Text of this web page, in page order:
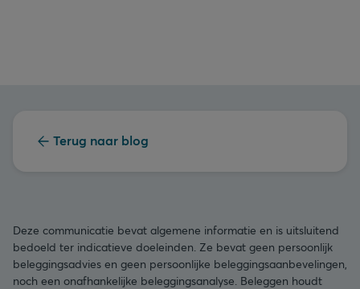
Terug naar blog
Deze communicatie bevat algemene informatie en is uitsluitend
bedoeld ter indicatieve doeleinden. Ze bevat geen persoonlijk
beleggingsadvies en geen persoonlijke beleggingsaanbevelingen,
noch een onafhankelijke beleggingsanalyse. Beleggen houdt